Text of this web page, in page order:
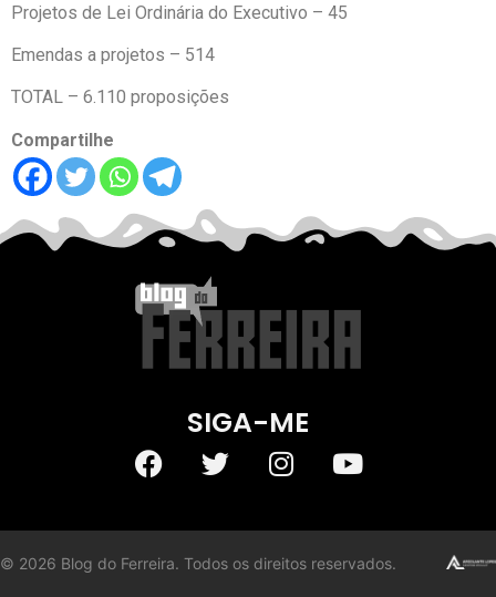
Projetos de Lei Ordinária do Executivo – 45
Emendas a projetos – 514
TOTAL – 6.110 proposições
Compartilhe
SIGA-ME
© 2026 Blog do Ferreira. Todos os direitos reservados.